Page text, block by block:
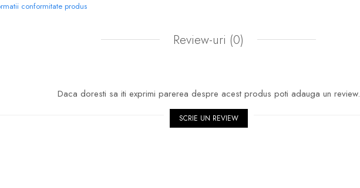
conformitate produs
Review-uri (0)
Daca doresti sa iti exprimi parerea despre acest produs poti adauga un review.
SCRIE UN REVIEW